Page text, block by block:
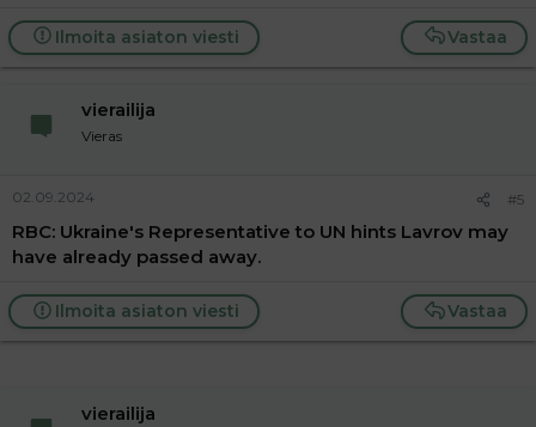
Vastaa
Ilmoita asiaton viesti
vierailija
Vieras
02.09.2024 #5
RBC: Ukraine's Representative to UN hints Lavrov may
have already passed away.
Vastaa
Ilmoita asiaton viesti
vierailija